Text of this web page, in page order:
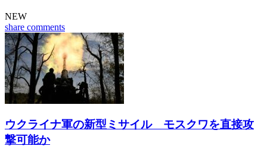
NEW
share comments
ウクライナ軍の新型ミサイル モスクワを直接攻
撃可能か